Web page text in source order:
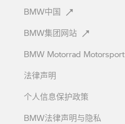
BMW中国
BMW集团网站
BMW Motorrad Motorsport
法律声明
个人信息保护政策
BMW法律声明与隐私